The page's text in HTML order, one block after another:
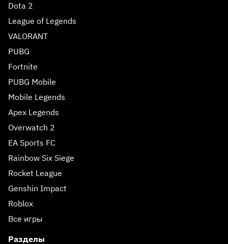
Dota 2
League of Legends
VALORANT
PUBG
Fortnite
PUBG Mobile
Mobile Legends
Apex Legends
Overwatch 2
EA Sports FC
Rainbow Six Siege
Rocket League
Genshin Impact
Roblox
Все игры
Разделы